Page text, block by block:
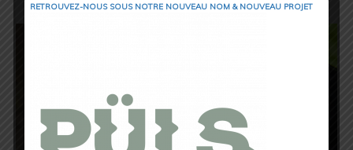
RETROUVEZ-NOUS SOUS NOTRE NOUVEAU NOM & NOUVEAU PROJET